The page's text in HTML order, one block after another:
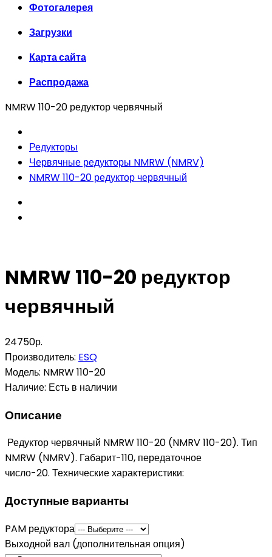
Фотогалерея
Загрузки
Карта сайта
Распродажа
NMRW 110-20 редуктор червячный
Редукторы
Червячные редукторы NMRW (NMRV)
NMRW 110-20 редуктор червячный
NMRW 110-20 редуктор
червячный
24750р.
Производитель: ESQ
Модель: NMRW 110-20
Наличие: Есть в наличии
Описание
Редуктор червячный NMRW 110-20 (NMRV 110-20). Тип
NMRW (NMRV). Габарит-110, передаточное
число-20. Технические характеристики:
Доступные варианты
PAM редуктора
Выходной вал (дополнительная опция)